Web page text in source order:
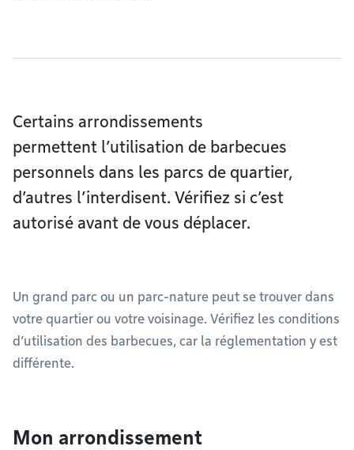
Certains arrondissements
permettent l’utilisation de barbecues
personnels dans les parcs de quartier,
d’autres l’interdisent. Vérifiez si c’est
autorisé avant de vous déplacer.
Un grand parc ou un parc-nature peut se trouver dans
votre quartier ou votre voisinage. Vérifiez les conditions
d’utilisation des barbecues, car la réglementation y est
différente.
Mon arrondissement